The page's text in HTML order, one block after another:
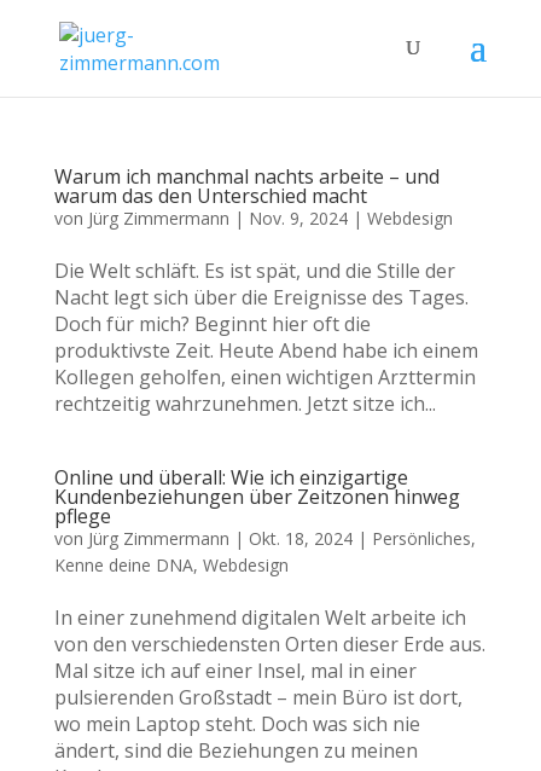
Warum ich manchmal nachts arbeite – und
warum das den Unterschied macht
von Jürg Zimmermann | Nov. 9, 2024| Webdesign
Die Welt schläft. Es ist spät, und die Stille der
Nacht legt sich über die Ereignisse des Tages.
Doch für mich? Beginnt hier oft die
produktivste Zeit. Heute Abend habe ich einem
Kollegen geholfen, einen wichtigen Arzttermin
rechtzeitig wahrzunehmen. Jetzt sitze ich...
Online und überall: Wie ich einzigartige
Kundenbeziehungen über Zeitzonen hinweg
pflege
von Jürg Zimmermann | Okt. 18, 2024| Persönliches,
Kenne deine DNA, Webdesign
In einer zunehmend digitalen Welt arbeite ich
von den verschiedensten Orten dieser Erde aus.
Mal sitze ich auf einer Insel, mal in einer
pulsierenden Großstadt – mein Büro ist dort,
wo mein Laptop steht. Doch was sich nie
ändert, sind die Beziehungen zu meinen